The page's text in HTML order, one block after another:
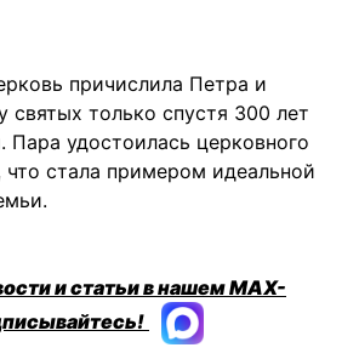
причислила Петра и
святых только спустя 300 лет
Пара удостоилась церковного
что стала примером идеальной
и статьи в нашем MAX-